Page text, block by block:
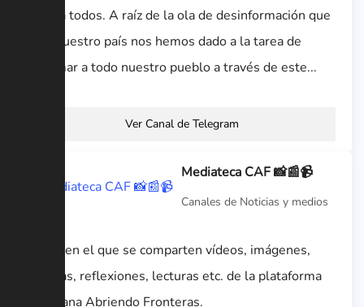
Hola a todos. A raíz de la ola de desinformación que
vive nuestro país nos hemos dado a la tarea de
informar a todo nuestro pueblo a través de este...
Ver Canal de Telegram
Mediateca CAF 📸📰📹
Canales de Noticias y medios
Canal en el que se comparten vídeos, imágenes,
noticias, reflexiones, lecturas etc. de la plataforma
Caravana Abriendo Fronteras.